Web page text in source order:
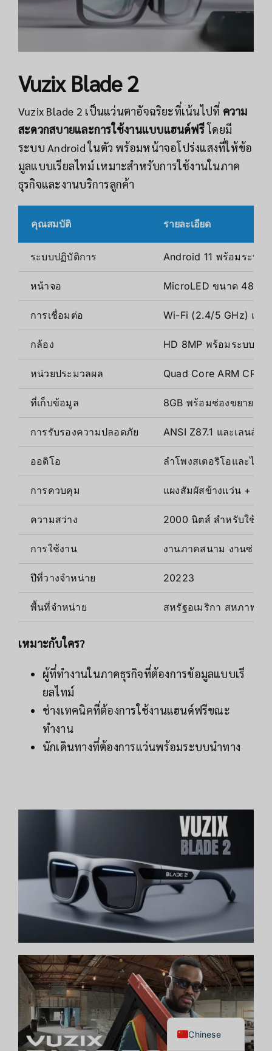
Vuzix Blade 2
Vuzix Blade 2 เป็นแว่นตาอัจฉริยะที่เน้นไปที่ ความ
สะดวกสบายและการใช้งานแบบแฮนด์ฟรีโดยมี
ระบบ Android ในตัว พร้อมหน้าจอโปร่งแสงที่ให้ข้อ
มูลแบบเรียลไทม์ เหมาะสำหรับการใช้งานในภาค
ธุรกิจและงานบริการลูกค้า
คุณสมบัติ รายละเอียด
ระบบปฏิบัติการ Android 11 พร้อมระบบ
หน้าจอ MicroLED ขนาด
การเชื่อมต่อ Wi-Fi (2.4/5 GHz) แล
กล้อง HD 8MP พร้อมระบบโ
หน่วยประมวลผล Quad Core ARM
ที่เก็บข้อมูล 8GB พร้อมช่องขยาย
การรับรองความปลอดภัย ANSI Z87.1 และเลนส์ป้
ออดิโอ ลำโพงสเตอริโอและไม
การควบคุม แผงสัมผัสข้างแว่น + คว
ความสว่าง 2000 นิตส์ สำหรับใช้งา
การใช้งาน งานภาคสนาม งานซ่อม
ปีที่วางจำหน่าย 20223
พื้นที่จำหน่าย สหรัฐอเมริกา สหภาพยุ
เหมาะกับใคร?
ผู้ที่ทำงานในภาคธุรกิจที่ต้องการข้อมูลแบบเรี
ยลไทม์
ช่างเทคนิคที่ต้องการใช้งานแฮนด์ฟรีขณะ
ทำงาน
นักเดินทางที่ต้องการแว่นพร้อมระบบนำทาง
Chinese
Thai
English
Korean
Japanese